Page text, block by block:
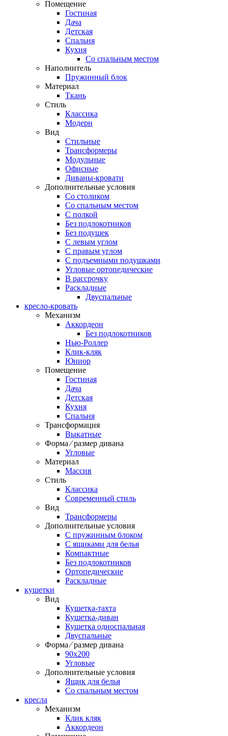
Помещение
Гостиная
Дача
Детская
Спальня
Кухня
Со спальным местом
Наполнитель
Пружинный блок
Материал
Ткань
Стиль
Классика
Модерн
Вид
Стильные
Трансформеры
Модульные
Офисные
Диваны-кровати
Дополнительные условия
Со столиком
Со спальным местом
С полкой
Без подлокотников
Без подушек
C левым углом
C правым углом
С подъемными подушками
Угловые ортопедические
В рассрочку
Раскладные
Двуспальные
кресло-кровать
Механизм
Аккордеон
Без подлокотников
Нью-Роллер
Клик-кляк
Юниор
Помещение
Гостиная
Дача
Детская
Кухня
Спальня
Трансформация
Выкатные
Форма ⁄ размер дивана
Угловые
Материал
Массив
Стиль
Классика
Современный стиль
Вид
Трансформеры
Дополнительные условия
С пружинным блоком
С ящиками для белья
Компактные
Без подлокотников
Ортопедические
Раскладные
кушетки
Вид
Кушетка-тахта
Кушетка-диван
Кушетка односпальная
Двуспальные
Форма ⁄ размер дивана
90х200
Угловые
Дополнительные условия
Ящик для белья
Со спальным местом
кресла
Механизм
Клик кляк
Аккордеон